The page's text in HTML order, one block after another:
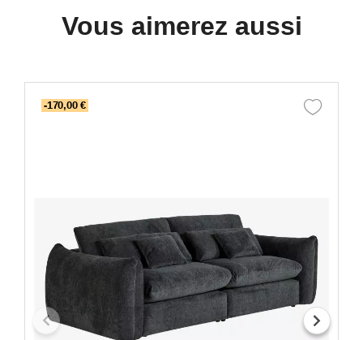
Vous aimerez aussi
-170,00 €